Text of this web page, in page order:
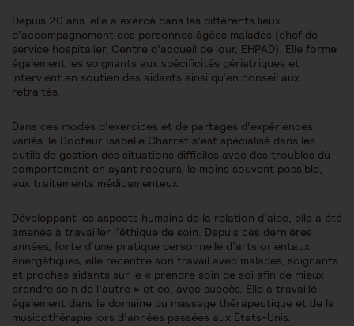
Depuis 20 ans, elle a exercé dans les différents lieux
d’accompagnement des personnes âgées malades (chef de
service hospitalier, Centre d’accueil de jour, EHPAD). Elle forme
également les soignants aux spécificités gériatriques et
intervient en soutien des aidants ainsi qu’en conseil aux
retraités.
Dans ces modes d’exercices et de partages d’expériences
variés, le Docteur Isabelle Charret s’est spécialisé dans les
outils de gestion des situations difficiles avec des troubles du
comportement en ayant recours, le moins souvent possible,
aux traitements médicamenteux.
Développant les aspects humains de la relation d’aide, elle a été
amenée à travailler l’éthique de soin. Depuis ces dernières
années, forte d’une pratique personnelle d’arts orientaux
énergétiques, elle recentre son travail avec malades, soignants
et proches aidants sur le « prendre soin de soi afin de mieux
prendre soin de l’autre » et ce, avec succès. Elle a travaillé
également dans le domaine du massage thérapeutique et de la
musicothérapie lors d’années passées aux Etats-Unis.